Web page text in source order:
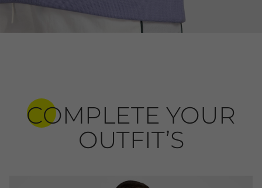
COMPLETE YOUR
OUTFIT’S